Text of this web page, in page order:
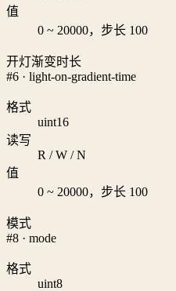
值
0 ~ 20000，步长 100
开灯渐变时长
#6 · light-on-gradient-time
格式
uint16
读写
R / W / N
值
0 ~ 20000，步长 100
模式
#8 · mode
格式
uint8